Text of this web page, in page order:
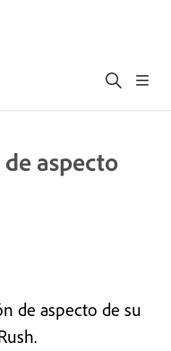
aspecto
de aspecto de su